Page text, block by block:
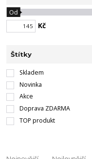
Kč
Od
Štítky
Skladem
Novinka
Akce
Doprava ZDARMA
TOP produkt